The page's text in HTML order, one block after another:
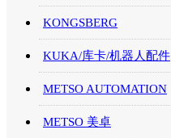
KONGSBERG
KUKA/库卡/机器人配件
METSO AUTOMATION
METSO 美卓